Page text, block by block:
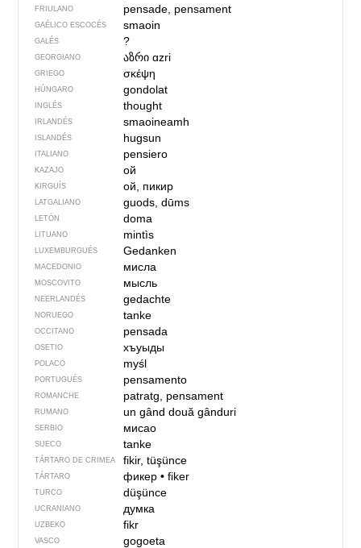
FRIULANO pensade, pensament
GAÉLICO ESCOCÉS smaoin
GALÉS ?
GEORGIANO აზრიɑzri
GRIEGO σκέψη
HÚNGARO gondolat
INGLÉS thought
IRLANDÉS smaoineamh
ISLANDÉS hugsun
ITALIANO pensiero
KAZAJO ой
KIRGUÍS ой, пикир
LATGALIANO guods, dūms
LETÓN doma
LITUANO mintìs
LUXEMBURGUÉS Gedanken
MACEDONIO мисла
MOSCOVITO мысль
NEERLANDÉS gedachte
NORUEGO tanke
OCCITANO pensada
OSETIO хъуыды
POLACO myśl
PORTUGUÉS pensamento
ROMANCHE patratg, pensament
RUMANO un gânddouă gânduri
SERBIO мисао
SUECO tanke
TÁRTARO DE CRIMEA fikir, tüşünce
TÁRTARO фикер• fiker
TURCO düşünce
UCRANIANO думка
UZBEKO fikr
VASCO gogoeta